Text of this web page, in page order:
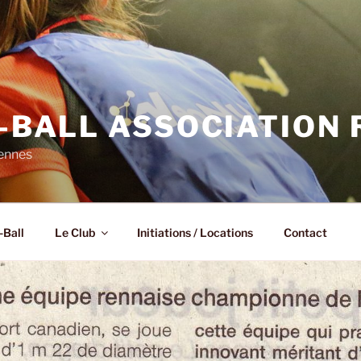
ASSOCIATION
Ball Le Club Initiations / Locations Contact